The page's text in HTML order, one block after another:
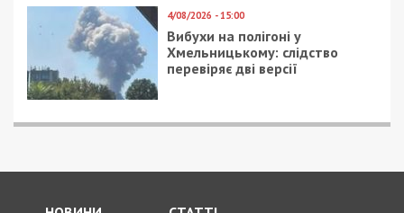
4/08/2026 - 15:00
Вибухи на полігоні у
Хмельницькому: слідство
перевіряє дві версії